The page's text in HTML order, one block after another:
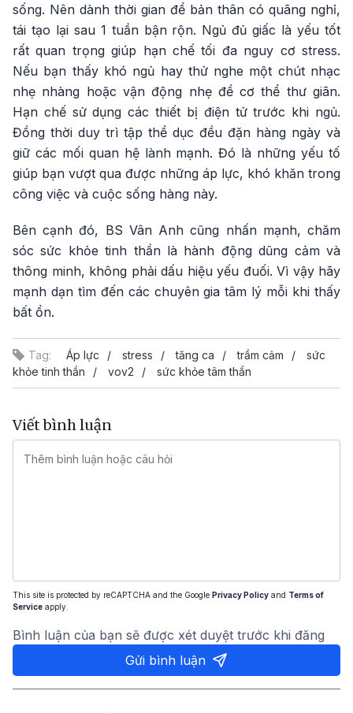
sống. Nên dành thời gian để bản thân có quãng nghỉ,
tái tạo lại sau 1 tuần bận rộn. Ngủ đủ giấc là yếu tốt
rất quan trọng giúp hạn chế tối đa nguy cơ stress.
Nếu bạn thấy khó ngủ hay thử nghe một chút nhạc
nhẹ nhàng hoặc vận động nhẹ để cơ thể thư giãn.
Hạn chế sử dụng các thiết bị điện tử trước khi ngủ.
Đồng thời duy trì tập thể dục đều đặn hàng ngày và
giữ các mối quan hệ lành mạnh. Đó là những yếu tố
giúp bạn vượt qua được những áp lực, khó khăn trong
công việc và cuộc sống hàng này.
Bên cạnh đó, BS Vân Anh cũng nhấn mạnh, chăm
sóc sức khỏe tinh thần là hành động dũng cảm và
thông minh, không phải dấu hiệu yếu đuối. Vì vậy hãy
mạnh dạn tìm đến các chuyên gia tâm lý mỗi khi thấy
bất ổn.
Tag: Áp lực stress tăng ca trầm cảm
sức
khỏe tinh thần
vov2 sức khỏe tâm thần
Viết bình luận
This site is protected by reCAPTCHA and the Google Privacy Policy and Terms of
Service apply.
Bình luận của bạn sẽ được xét duyệt trước khi đăng
Gửi bình luận